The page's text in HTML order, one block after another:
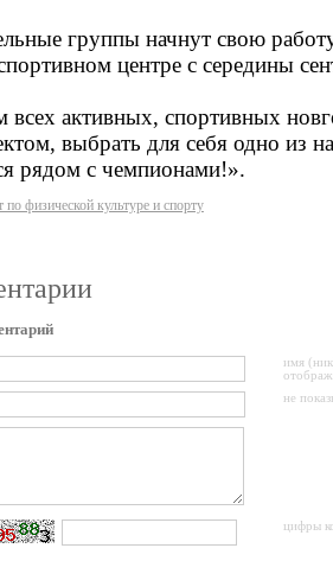
группы начнут свою
центре с середины
активных, спортивных
выбрать для себя одно из
рядом с чемпионами!».
по физической культуре и спорту
имя
не
цифры